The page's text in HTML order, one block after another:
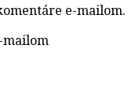
e-mailom.
mailom